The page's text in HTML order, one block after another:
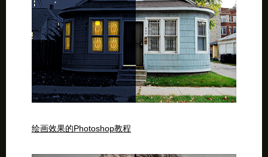
绘画效果的Photoshop教程